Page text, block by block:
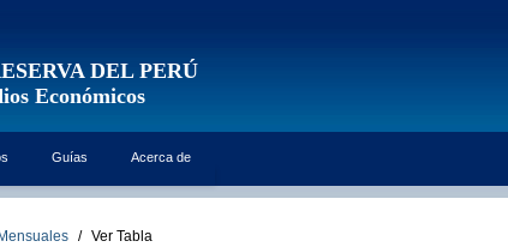
DEL PERÚ
Económicos
Guías Acerca de
/ Ver Tabla